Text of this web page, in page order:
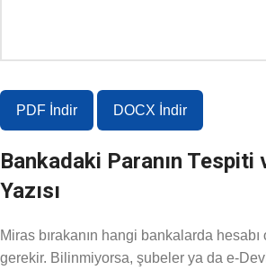
PDF İndir DOCX İndir
Bankadaki Paranın Tespiti
Yazısı
Miras bırakanın hangi bankalarda
gerekir. Bilinmiyorsa, şubeler ya da e-